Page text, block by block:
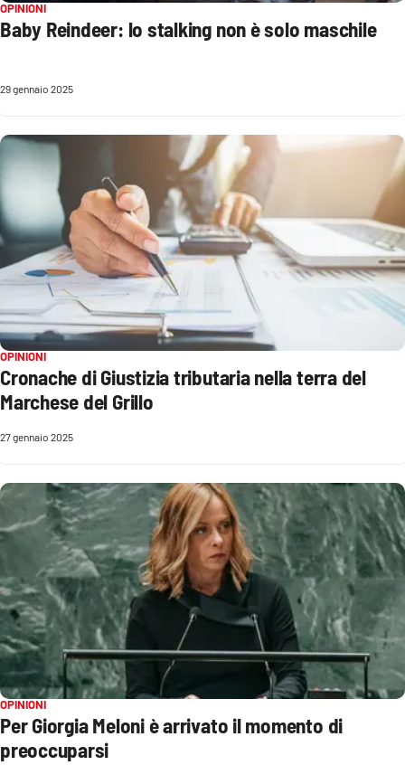
Economia e Lavoro
Politica
Sanità
Società
Sport
RUBRICHE
Good Morning Vietnam
Parchi Marini Calabria
Le perfidie di Antonella Grippo
Venti di comunicazione
STREAMING
LaC TV
LaC Network
OPINIONI
Baby Reindeer: lo stalking non è solo maschile
29 gennaio 2025
OPINIONI
Cronache di Giustizia tributaria nella terra del
Marchese del Grillo
27 gennaio 2025
OPINIONI
Per Giorgia Meloni è arrivato il momento di
preoccuparsi